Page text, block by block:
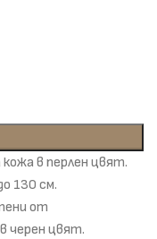
в перлен цвят.
130 см.
от
черен цвят.